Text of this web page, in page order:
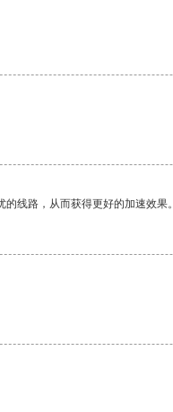
线路，从而获得更好的加速效果。